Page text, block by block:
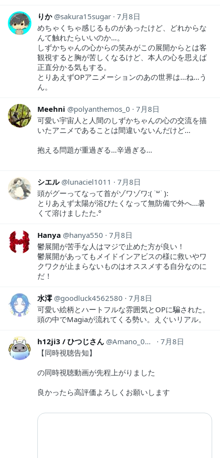
りか sakura15sugar 7月8日
めちゃくちゃ感じるものがあったけど、どれからな
んて触れたらいいのか…。
しずかちゃんの心からの笑みがこの展開からとは客
観視すると胸が苦しくなるけど、本人の心を思えば
正直分かる気もする。
とりあえずOPアニメーションのあの世界は…ね…う
ん。
Meehni polyanthemos_0
7月8日
可愛い宇宙人と人間のしずかちゃんの心の交流を描
いたアニメであることは間違いないんだけど…
抱える問題が重過ぎる…辛過ぎる…
シエル lunaciel1011
7月8日
頭がグーってなって首がゾワゾワ:( ˙꒳​˙ ):
とりあえず太陽が浴びたくなって無防備で外へ...暑
くて溶けましたた.°
Hanya hanya550
7月8日
鬱展開が苦手な人はマジで止めた方が良い！
鬱展開があってもメイドインアビスの様に救いやワ
クワクが止まらないものはオススメする自分なのに
だ！
水澪 goodluck4562580
7月8日
可愛い絵柄とハートフルな雰囲気とOPに騙された。
頭の中でMagiaが流れてくる勢い。えぐいリアル。
h12ji3 / ひつじさん Amano_0416
7月8日
【同時視聴告知】
の同時視聴動画が先程上がりました
良かったら高評価よろしくお願いします